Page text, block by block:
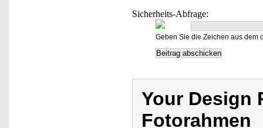
Sicherheits-Abfrage:
Geben Sie die Zeichen aus dem
Your Design
Fotorahmen